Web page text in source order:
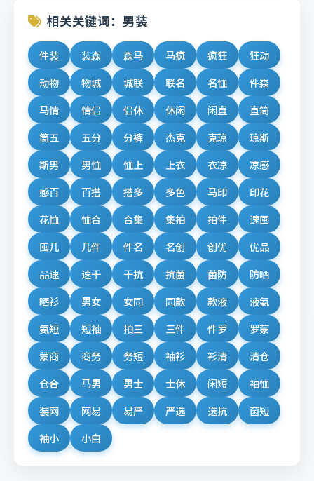
相关关键词：男装
件装 装森 森马 马疯 疯狂
狂动
动物
物城 城联 联名 名恤
件森
马情
情侣 侣休 休闲 闲直
直筒
筒五
五分 分裤 杰克 克琼
琼斯
斯男
男恤 恤上 上衣 衣凉
凉感
感百
百搭 搭多 多色 马印
印花
花恤
恤合 合集 集拍 拍件
速囤
囤几
几件 件名 名创 创优
优品
品速
速干 干抗 抗菌 菌防
防晒
晒衫
男女 女同 同款 款液
液氨
氨短
短袖 拍三 三件 件罗
罗蒙
蒙商
商务 务短 袖衫 衫清
清仓
仓合
马男 男士 士休 闲短
袖恤
装网
网易 易严 严选 选抗
菌短
袖小
小白